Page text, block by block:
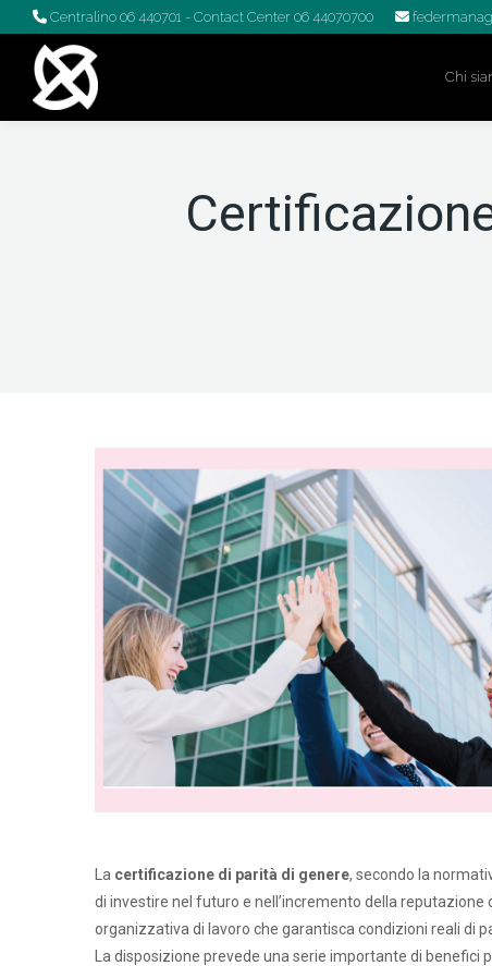
Centralino 06 440701 - Contact Center 06 44070700
Chi
La certificazione di parità di genere, secondo la
di investire nel futuro e nell’incremento della
organizzativa di lavoro che garantisca condizioni reali di
La disposizione prevede una serie importante di